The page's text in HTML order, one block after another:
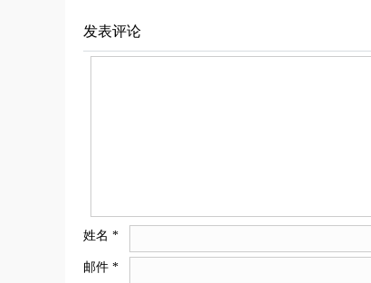
发表评论
姓名 *
邮件 *